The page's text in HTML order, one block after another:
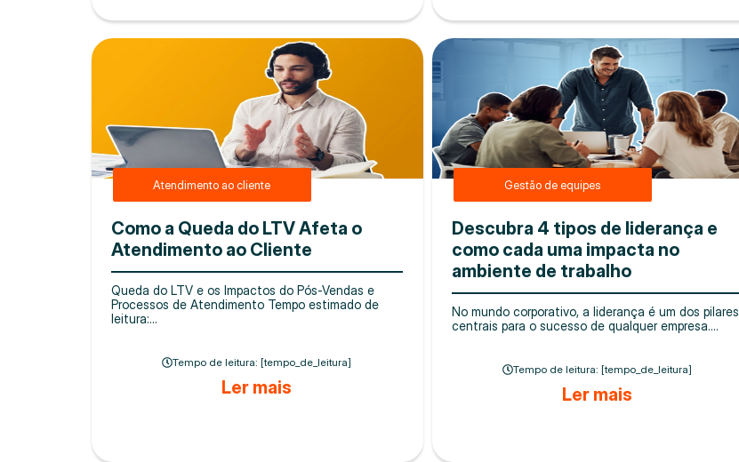
Atendimento ao cliente
Como a Queda do LTV Afeta o
Atendimento ao Cliente
Queda do LTV e os Impactos do Pós-Vendas e
Processos de Atendimento Tempo estimado de
leitura:...
Tempo de leitura: [tempo_de_leitura]
Ler mais
Gestão de equipes
Descubra 4 tipos de liderança e
como cada uma impacta no
ambiente de trabalho
No mundo corporativo, a liderança é um dos pilares
centrais para o sucesso de qualquer empresa....
Tempo de leitura: [tempo_de_leitura]
Ler mais